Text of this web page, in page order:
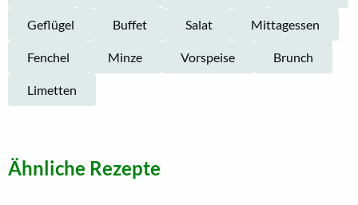
Geflügel Buffet Salat Mittagessen
Fenchel Minze Vorspeise Brunch
Limetten
Ähnliche Rezepte